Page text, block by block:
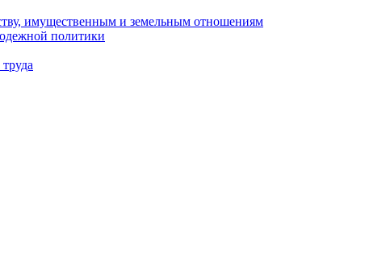
имущественным и земельным отношениям
политики